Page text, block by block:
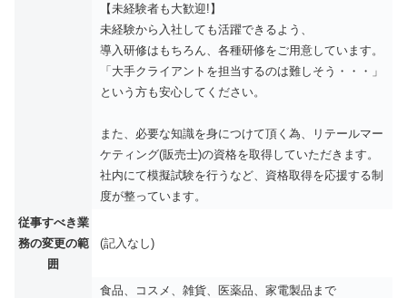
【未経験者も大歓迎!】
未経験から入社しても活躍できるよう、
導入研修はもちろん、各種研修をご用意しています。
「大手クライアントを担当するのは難しそう・・・」
という方も安心してください。
また、必要な知識を身につけて頂く為、リテールマー
ケティング(販売士)の資格を取得していただきます。
社内にて模擬試験を行うなど、資格取得を応援する制
度が整っています。
従事すべき業
務の変更の範
囲
(記入なし)
食品、コスメ、雑貨、医薬品、家電製品まで